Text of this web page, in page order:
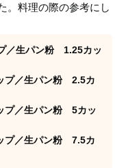
。料理の際の参考にし
／生パン粉 1.25カッ
プ／生パン粉 2.5カ
プ／生パン粉 5カッ
プ／生パン粉 7.5カ